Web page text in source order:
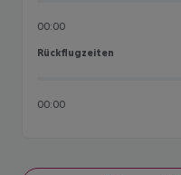
00:00
Rückflugzeiten
Rückflugzeiten
00:00